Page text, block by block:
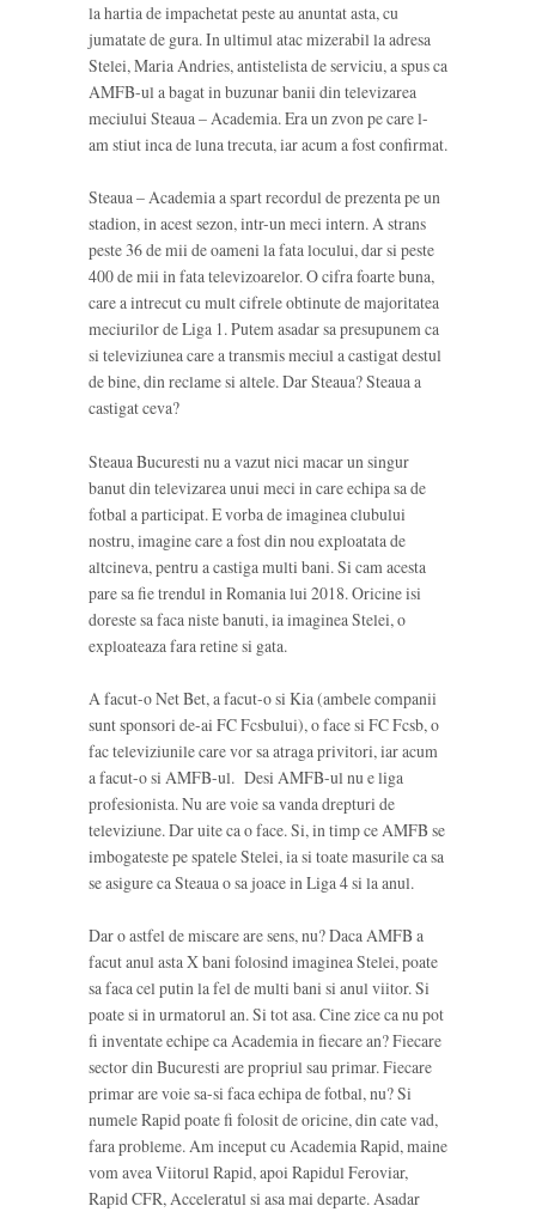
la hartia de impachetat peste au anuntat asta, cu
jumatate de gura. In ultimul atac mizerabil la adresa
Stelei, Maria Andries, antistelista de serviciu, a spus ca
AMFB-ul a bagat in buzunar banii din televizarea
meciului Steaua – Academia. Era un zvon pe care l-
am stiut inca de luna trecuta, iar acum a fost confirmat.
Steaua – Academia a spart recordul de prezenta pe un
stadion, in acest sezon, intr-un meci intern. A strans
peste 36 de mii de oameni la fata locului, dar si peste
400 de mii in fata televizoarelor. O cifra foarte buna,
care a intrecut cu mult cifrele obtinute de majoritatea
meciurilor de Liga 1. Putem asadar sa presupunem ca
si televiziunea care a transmis meciul a castigat destul
de bine, din reclame si altele. Dar Steaua? Steaua a
castigat ceva?
Steaua Bucuresti nu a vazut nici macar un singur
banut din televizarea unui meci in care echipa sa de
fotbal a participat. E vorba de imaginea clubului
nostru, imagine care a fost din nou exploatata de
altcineva, pentru a castiga multi bani. Si cam acesta
pare sa fie trendul in Romania lui 2018. Oricine isi
doreste sa faca niste banuti, ia imaginea Stelei, o
exploateaza fara retine si gata.
A facut-o Net Bet, a facut-o si Kia (ambele companii
sunt sponsori de-ai FC Fcsbului), o face si FC Fcsb, o
fac televiziunile care vor sa atraga privitori, iar acum
a facut-o si AMFB-ul. Desi AMFB-ul nu e liga
profesionista. Nu are voie sa vanda drepturi de
televiziune. Dar uite ca o face. Si, in timp ce AMFB se
imbogateste pe spatele Stelei, ia si toate masurile ca sa
se asigure ca Steaua o sa joace in Liga 4 si la anul.
Dar o astfel de miscare are sens, nu? Daca AMFB a
facut anul asta X bani folosind imaginea Stelei, poate
sa faca cel putin la fel de multi bani si anul viitor. Si
poate si in urmatorul an. Si tot asa. Cine zice ca nu pot
fi inventate echipe ca Academia in fiecare an? Fiecare
sector din Bucuresti are propriul sau primar. Fiecare
primar are voie sa-si faca echipa de fotbal, nu? Si
numele Rapid poate fi folosit de oricine, din cate vad,
fara probleme. Am inceput cu Academia Rapid, maine
vom avea Viitorul Rapid, apoi Rapidul Feroviar,
Rapid CFR, Acceleratul si asa mai departe. Asadar